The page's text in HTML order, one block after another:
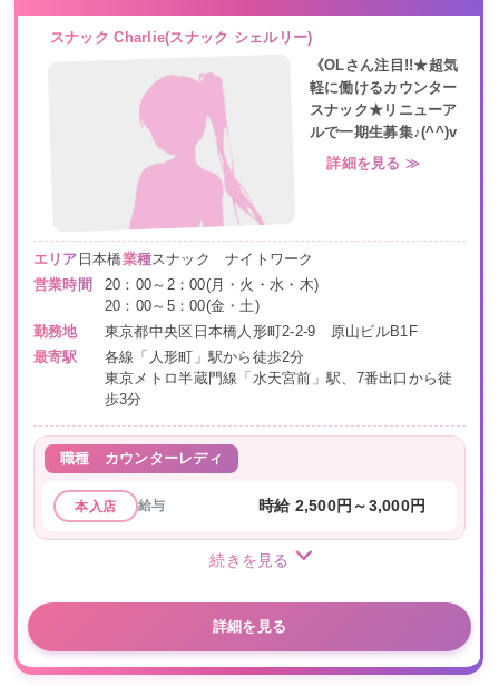
スナック Charlie(スナック シェルリー)
《OLさん注目!!★超気
軽に働けるカウンター
スナック★リニューア
ルで一期生募集♪(^^)v
詳細を見る ≫
エリア 日本橋業種スナック ナイトワーク
営業時間
20：00～2：00(月・火・水・木)
20：00～5：00(金・土)
勤務地
東京都中央区日本橋人形町2-2-9 原山ビルB1F
最寄駅
各線「人形町」駅から徒歩2分
東京メトロ半蔵門線「水天宮前」駅、7番出口から徒
歩3分
職種 カウンターレディ
本入店 給与 時給 2,500円～3,000円
続きを見る
詳細を見る